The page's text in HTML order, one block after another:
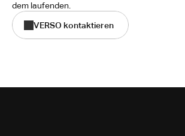
dem laufenden.
VERSO kontaktieren